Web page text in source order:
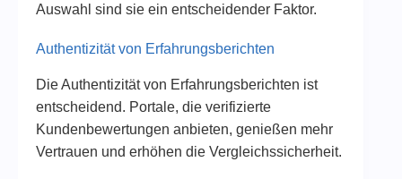
Auswahl sind sie ein entscheidender Faktor.
Authentizität von Erfahrungsberichten
Die Authentizität von Erfahrungsberichten ist
entscheidend. Portale, die verifizierte
Kundenbewertungen anbieten, genießen mehr
Vertrauen und erhöhen die Vergleichssicherheit.